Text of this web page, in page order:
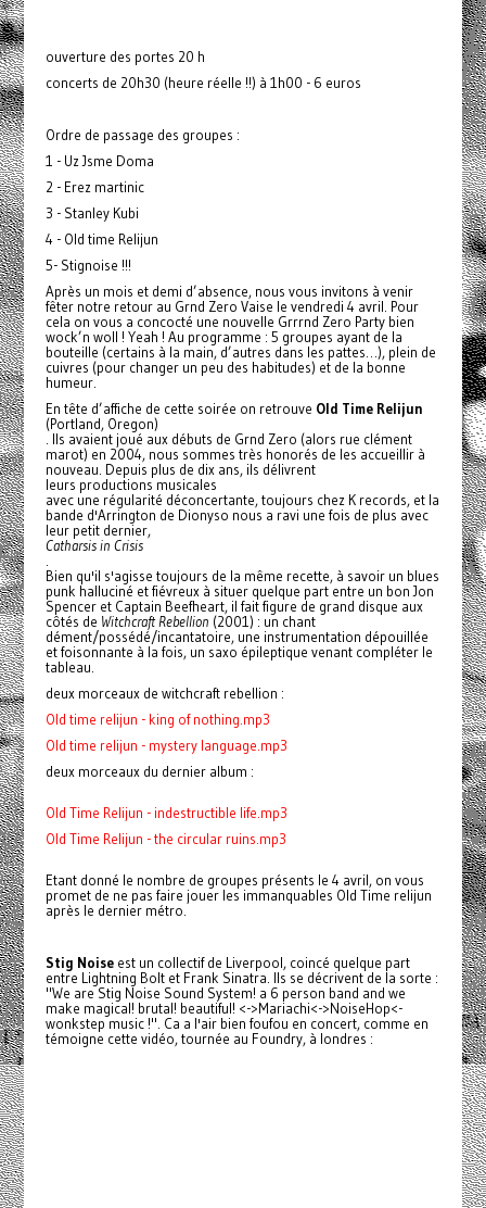
ouverture des portes 20 h
concerts de 20h30 (heure réelle !!) à 1h00 - 6 euros
Ordre de passage des groupes :
1 - Uz Jsme Doma
2 - Erez martinic
3 - Stanley Kubi
4 - Old time Relijun
5- Stignoise !!!
Après un mois et demi d’absence, nous vous invitons à venir
fêter notre retour au Grnd Zero Vaise le vendredi 4 avril. Pour
cela on vous a concocté une nouvelle Grrrnd Zero Party bien
wock’n woll ! Yeah ! Au programme : 5 groupes ayant de la
bouteille (certains à la main, d’autres dans les pattes…), plein de
cuivres (pour changer un peu des habitudes) et de la bonne
humeur.
En tête d’affiche de cette soirée on retrouve Old Time Relijun
(Portland, Oregon)
. Ils avaient joué aux débuts de Grnd Zero (alors rue clément
marot) en 2004, nous sommes très honorés de les accueillir à
nouveau. Depuis plus de dix ans, ils délivrent
leurs productions musicales
avec une régularité déconcertante, toujours chez K records, et la
bande d'Arrington de Dionyso nous a ravi une fois de plus avec
leur petit dernier,
Catharsis in Crisis
Bien qu'il s'agisse toujours de la même recette, à savoir un blues
punk halluciné et fiévreux à situer quelque part entre un bon Jon
Spencer et Captain Beefheart, il fait figure de grand disque aux
côtés de Witchcraft Rebellion (2001) : un chant
dément/possédé/incantatoire, une instrumentation dépouillée
et foisonnante à la fois, un saxo épileptique venant compléter le
tableau.
deux morceaux de witchcraft rebellion :
Old time relijun - king of nothing.mp3
Old time relijun - mystery language.mp3
deux morceaux du dernier album :
Old Time Relijun - indestructible life.mp3
Old Time Relijun - the circular ruins.mp3
Etant donné le nombre de groupes présents le 4 avril, on vous
promet de ne pas faire jouer les immanquables Old Time relijun
après le dernier métro.
Stig Noiseest un collectif de Liverpool, coincé quelque part
entre Lightning Bolt et Frank Sinatra. Ils se décrivent de la sorte :
"We are Stig Noise Sound System! a 6 person band and we
make magical! brutal! beautiful! <->Mariachi<->NoiseHop<-
wonkstep music !". Ca a l'air bien foufou en concert, comme en
témoigne cette vidéo, tournée au Foundry, à londres :